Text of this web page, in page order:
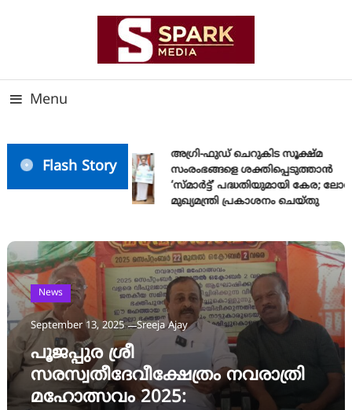
Menu
Flash Story
അഗ്രി-ഫുഡ് ചെറുകിട സൂക്ഷ്മ
സംരംഭങ്ങളെ ശക്തിപ്പെടുത്താന്‍
‘സ്മാര്‍ട്ട്’ പദ്ധതിയുമായി കേര;
മുഖ്യമന്ത്രി പ്രകാശനം ചെയ്തു
News
September 13, 2025 Sreeja Ajay
പൂജപ്പുര ശ്രീ
സരസ്വതീദേവീക്ഷേത്രം നവരാത്രി
മഹോത്സവം 2025: